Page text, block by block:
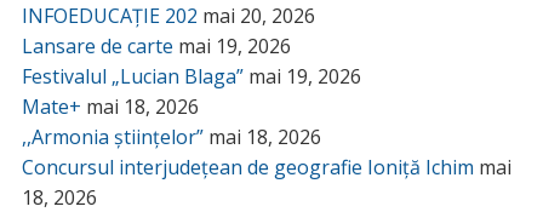
INFOEDUCAȚIE 202 mai 20, 2026
Lansare de carte mai 19, 2026
Festivalul „Lucian Blaga” mai 19, 2026
Mate+ mai 18, 2026
,,Armonia științelor” mai 18, 2026
Concursul interjudețean de geografie Ioniță Ichim mai
18, 2026